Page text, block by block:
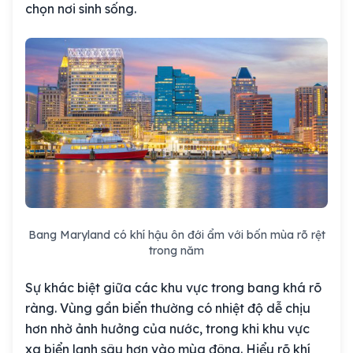
chọn nơi sinh sống.
Bang Maryland có khí hậu ôn đới ẩm với bốn mùa rõ rệt
trong năm
Sự khác biệt giữa các khu vực trong bang khá rõ
ràng. Vùng gần biển thường có nhiệt độ dễ chịu
hơn nhờ ảnh hưởng của nước, trong khi khu vực
xa biển lạnh sâu hơn vào mùa đông. Hiểu rõ khí